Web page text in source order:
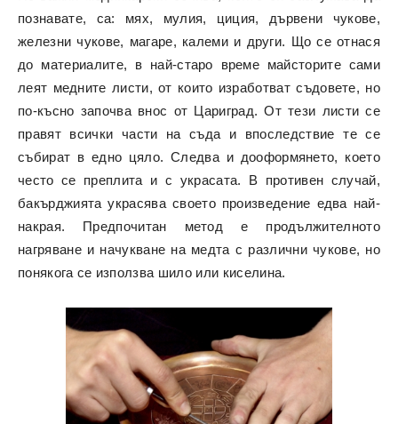
познавате, са: мях, мулия, циция, дървени чукове,
железни чукове, магаре, калеми и други. Що се отнася
до материалите, в най-старо време майсторите сами
леят медните листи, от които изработват съдовете, но
по-късно започва внос от Цариград. От тези листи се
правят всички части на съда и впоследствие те се
събират в едно цяло. Следва и дооформянето, което
често се преплита и с украсата. В противен случай,
бакърджията украсява своето произведение едва най-
накрая. Предпочитан метод е продължителното
нагряване и начукване на медта с различни чукове, но
понякога се използва шило или киселина.